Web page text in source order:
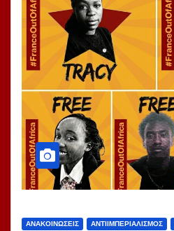
ΑΝΑΚΟΙΝΏΣΕΙΣ ΑΝΤΙΙΜΠΕΡΙΑΛΙΣΜΌΣ